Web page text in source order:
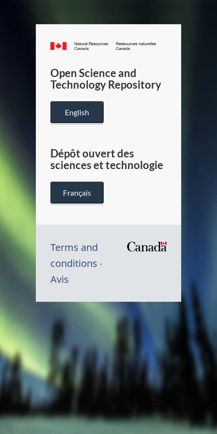
Canada.ca
/
Canada
Open Science and
Technology Repository
English
Dépôt ouvert des
sciences et technologie
Français
Terms and
conditions
Avis
Canada